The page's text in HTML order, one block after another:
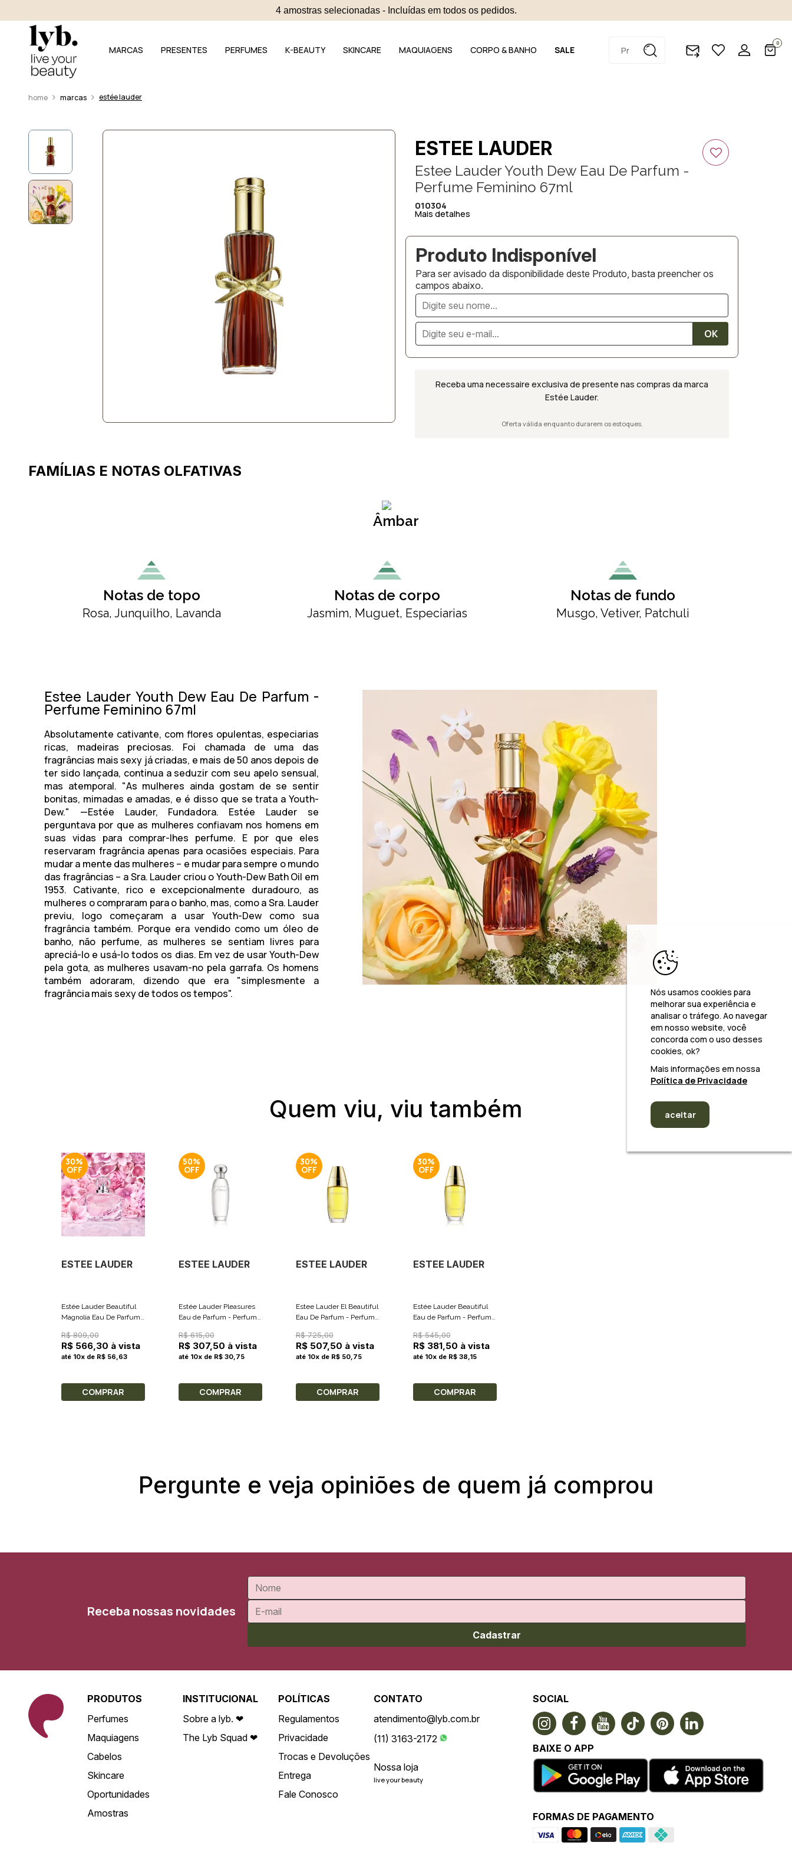
4 amostras selecionadas - Incluídas em todos os pedidos.
MARCAS PRESENTES PERFUMES K-BEAUTY SKINCARE MAQUIAGENS CORPO & BANHO SALE
0
marcas estée lauder
ESTEE LAUDER
Estee Lauder Youth Dew Eau De Parfum -
Perfume Feminino 67ml
010304
Mais detalhes
Para ser avisado da disponibilidade deste Produto, basta preencher os
campos abaixo.
Receba uma necessaire exclusiva de presente nas compras da marca
Estée Lauder.
Oferta válida enquanto durarem os estoques.
FAMÍLIAS E NOTAS OLFATIVAS
Âmbar
Notas de topo
Rosa, Junquilho, Lavanda
Notas de corpo
Jasmim, Muguet, Especiarias
Notas de fundo
Musgo, Vetiver, Patchuli
Estee Lauder Youth Dew Eau De Parfum -
Perfume Feminino 67ml
Absolutamente cativante, com flores opulentas, especiarias
ricas, madeiras preciosas. Foi chamada de uma das
fragrâncias mais sexy já criadas, e mais de 50 anos depois de
ter sido lançada, continua a seduzir com seu apelo sensual,
mas atemporal. "As mulheres ainda gostam de se sentir
bonitas, mimadas e amadas, e é disso que se trata a Youth-
Dew." —Estée Lauder, Fundadora. Estée Lauder se
perguntava por que as mulheres confiavam nos homens em
suas vidas para comprar-lhes perfume. E por que eles
reservaram fragrância apenas para ocasiões especiais. Para
mudar a mente das mulheres – e mudar para sempre o mundo
das fragrâncias – a Sra. Lauder criou o Youth-Dew Bath Oil em
1953. Cativante, rico e excepcionalmente duradouro, as
mulheres o compraram para o banho, mas, como a Sra. Lauder
previu, logo começaram a usar Youth-Dew como sua
fragrância também. Porque era vendido como um óleo de
banho, não perfume, as mulheres se sentiam livres para
apreciá-lo e usá-lo todos os dias. Em vez de usar Youth-Dew
pela gota, as mulheres usavam-no pela garrafa. Os homens
também adoraram, dizendo que era "simplesmente a
fragrância mais sexy de todos os tempos".
Quem viu, viu também
30%
ESTEE LAUDER
Estée Lauder Beautiful
Magnolia Eau De Parfum -
R$ 809,00
R$ 566,30 à vista
até 10x de R$ 56,63
COMPRAR
50%
ESTEE LAUDER
Estée Lauder Pleasures
Eau de Parfum - Perfume
R$ 615,00
R$ 307,50 à vista
até 10x de R$ 30,75
COMPRAR
30%
ESTEE LAUDER
Estee Lauder El Beautiful
Eau De Parfum - Perfume
R$ 725,00
R$ 507,50 à vista
até 10x de R$ 50,75
COMPRAR
30%
ESTEE LAUDER
Estée Lauder Beautiful
Eau de Parfum - Perfume
R$ 545,00
R$ 381,50 à vista
até 10x de R$ 38,15
COMPRAR
Pergunte e veja opiniões de quem já comprou
Receba nossas novidades
Cadastrar
PRODUTOS
Perfumes
Maquiagens
Cabelos
Skincare
Oportunidades
Amostras
INSTITUCIONAL
Sobre a lyb. ❤
The Lyb Squad ❤
POLÍTICAS
Regulamentos
Privacidade
Trocas e Devoluções
Entrega
Fale Conosco
CONTATO
atendimento@lyb.com.br
(11) 3163-2172
Nossa loja
live your beauty
SOCIAL
BAIXE O APP
FORMAS DE PAGAMENTO
Nós usamos cookies para
melhorar sua experiência e
analisar o tráfego. Ao navegar
em nosso website, você
concorda com o uso desses
cookies, ok?
Mais informações em nossa
Política de Privacidade
aceitar